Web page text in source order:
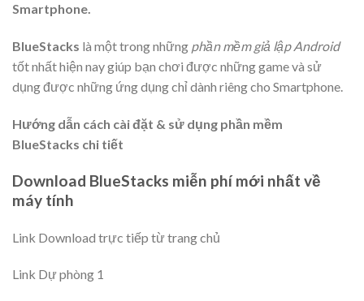
Smartphone.
BlueStacks là một trong những phần mềm giả lập Android
tốt nhất hiện nay giúp bạn chơi được những game và sử
dụng được những ứng dụng chỉ dành riêng cho Smartphone.
Hướng dẫn cách cài đặt & sử dụng phần mềm
BlueStacks chi tiết
Download BlueStacks miễn phí mới nhất về
máy tính
Link Download trực tiếp từ trang chủ
Link Dự phòng 1